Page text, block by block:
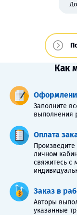
Как
Заполните
выполнения
Оплата
Произведите
личном
свяжитесь
Заказ в
Авторы
указанные